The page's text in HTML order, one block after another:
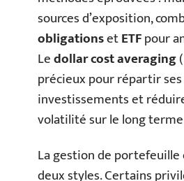
sources d’exposition,
obligationsetETFpour
Ledollar cost averaging
précieux pour répartir ses
investissements et
volatilité sur le long
La gestion de
deux styles. Certains